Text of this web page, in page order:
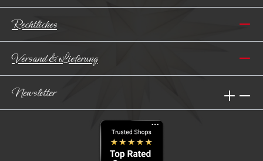
Rechtliches
Versand & Lieferung
Newsletter